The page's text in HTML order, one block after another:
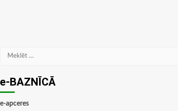
Meklēt:
e-BAZNĪCĀ
e-apceres